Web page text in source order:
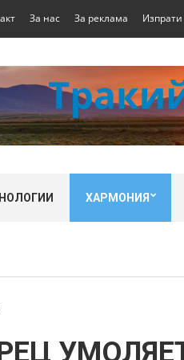
За нас За реклама
ХАРМОНИЯ